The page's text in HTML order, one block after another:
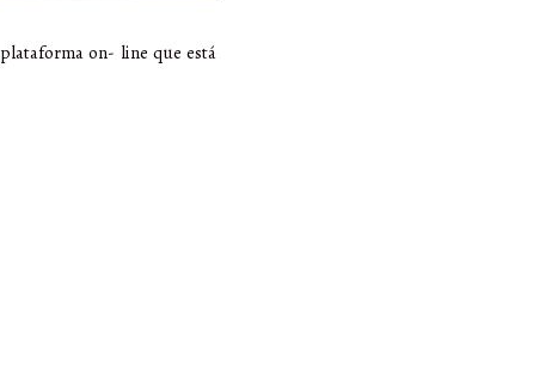
on- line que está